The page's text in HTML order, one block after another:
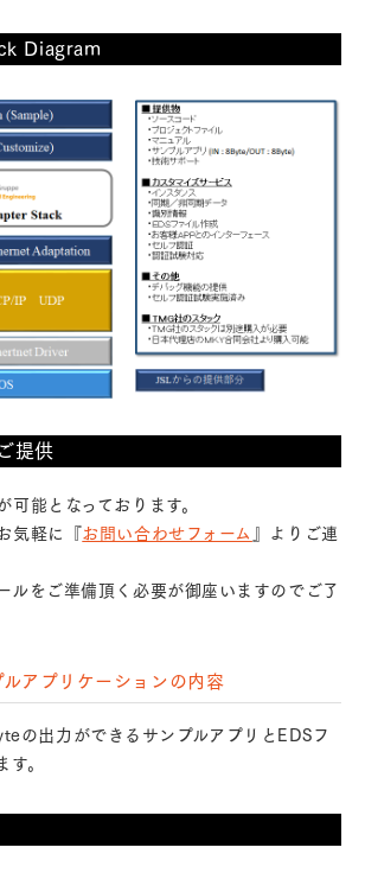
Diagram
提供
可能となっております。
気軽に『 お問い合わせフォーム
』よりご連
ルをご準備頂く必要が御座いますのでご了
アプリケーションの内容
の出力ができるサンプルアプリとEDSフ
す。